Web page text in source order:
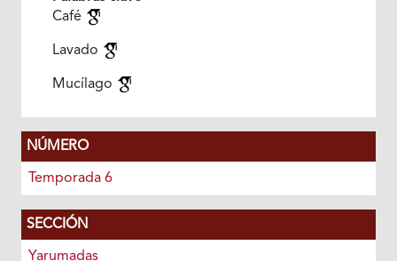
Café
Lavado
Mucílago
NÚMERO
Temporada 6
SECCIÓN
Yarumadas